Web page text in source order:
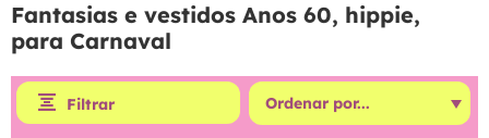
Fantasias e vestidos Anos 60, hippie,
para Carnaval
Filtrar